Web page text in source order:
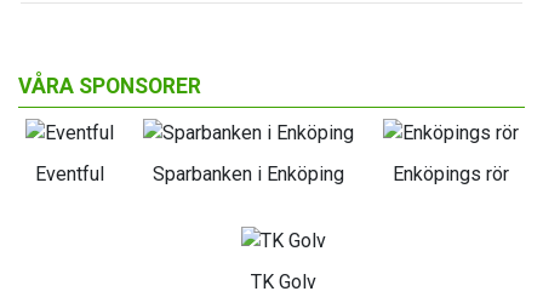
VÅRA SPONSORER
Eventful Sparbanken i Enköping Enköpings rör
TK Golv